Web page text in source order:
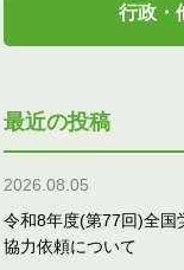
行政・
最近の投稿
2026.08.05
令和8年度(第77回)全国
協力依頼について